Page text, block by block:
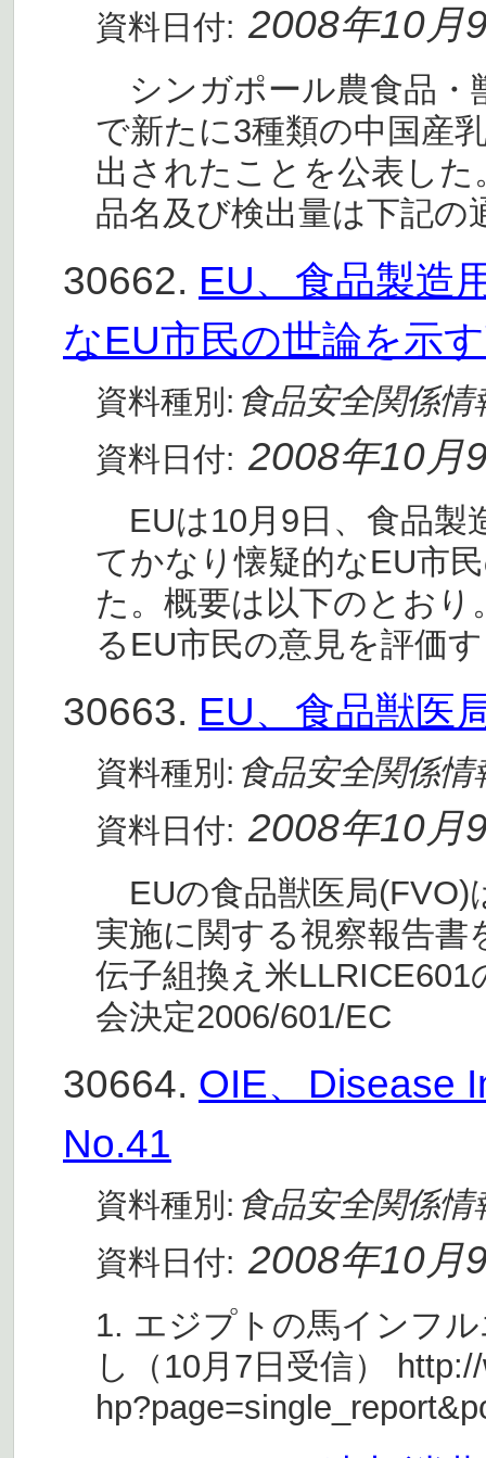
資料日付: 2008年10月
シンガポール農食品・
で新たに3種類の中国産
出されたことを公表し
品名及び検出量は下記の
30662. EU、食品製造
なEU市民の世論を示
資料種別: 食品安全関係情
資料日付: 2008年10月
EUは10月9日、食品製
てかなり懐疑的なEU市
た。概要は以下のとお
るEU市民の意見を評価
30663. EU、食品獣医
資料種別: 食品安全関係情
資料日付: 2008年10月
EUの食品獣医局(FVO)
実施に関する視察報告
伝子組換え米
会決定2006/601/EC
30664. OIE、Disease
No.41
資料種別: 食品安全関係情
資料日付: 2008年10月
1. エジプトの馬インフ
し（10月7日受信）